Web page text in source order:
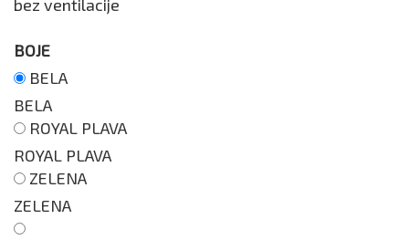
bez ventilacije
BOJE
BELA
BELA
ROYAL PLAVA
ROYAL PLAVA
ZELENA
ZELENA